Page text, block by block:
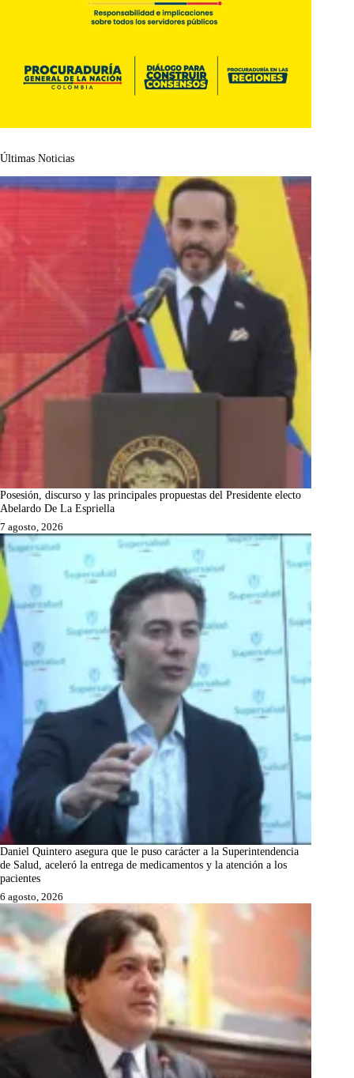
Últimas Noticias
Posesión, discurso y las principales propuestas del Presidente electo
Abelardo De La Espriella
7 agosto, 2026
Daniel Quintero asegura que le puso carácter a la Superintendencia
de Salud, aceleró la entrega de medicamentos y la atención a los
pacientes
6 agosto, 2026